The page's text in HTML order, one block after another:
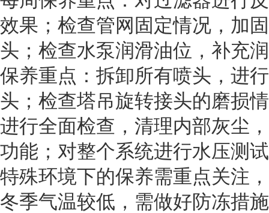
效果；检查管网固定情况，加
头；检查水泵润滑油位，补充
保养重点：拆卸所有喷头，进
头；检查塔吊旋转接头的磨损
进行全面检查，清理内部灰尘
功能；对整个系统进行水压测
特殊环境下的保养需重点关注
冬季气温较低，需做好防冻措